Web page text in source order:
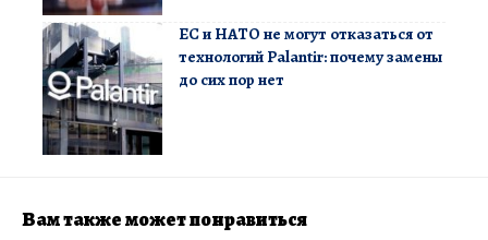
ЕС и НАТО не могут отказаться от
технологий Palantir: почему замены
до сих пор нет
Вам также может понравиться